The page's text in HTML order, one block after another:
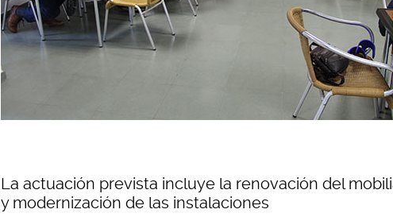
La actuación prevista incluye la renovación del
y modernización de las instalaciones